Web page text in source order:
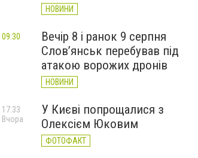
НОВИНИ
Вечір 8 і ранок 9 серпня
Слов’янськ перебував під
атакою ворожих дронів
НОВИНИ
09:30
У Києві попрощалися з
Олексієм Юковим
ФОТОФАКТ
17:33
Вчора